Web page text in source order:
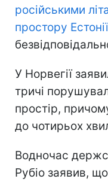
російськими
простору Естонії
У Норвегії
тричі
простір,
до чотирьох
Водночас
Рубіо заявив,